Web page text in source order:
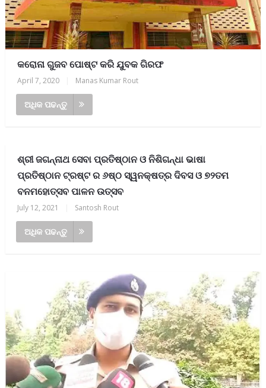
କରୋନା ଗୁଜବ ପୋଷ୍ଟ କରି ଯୁବକ ଗିରଫ
April 7, 2020 Manas Kumar Rout
ଅଧିକ ପଢନ୍ତୁ
ଶ୍ରୀ ଜଗନ୍ନାଥ ସେବା ପ୍ରତିଷ୍ଠାନ ଓ ନିଶିଗନ୍ଧା ଭାଷା
ପ୍ରତିଷ୍ଠାନ ଟ୍ରଷ୍ଟ ର ୬ଷ୍ଠ ସ୍ୱନକ୍ଷତ୍ର ଦିବସ ଓ ୭୨ତମ
ବନମହୋତ୍ସବ ପାଳନ ଉତ୍ସବ
July 12, 2021 Santosh Rout
ଅଧିକ ପଢନ୍ତୁ